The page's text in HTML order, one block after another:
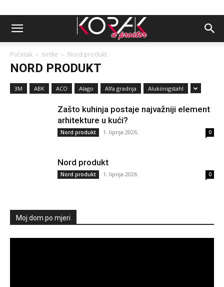
Početak tvrtke Nord produkt
NORD PRODUKT
3M ABK ACO Alago Alfa gradnja Alukönigstahl
Zašto kuhinja postaje najvažniji element
arhitekture u kući?
Nord produkt 1. lipnja 2026. 0
Nord produkt
Nord produkt 1. lipnja 2026. 0
Moj dom po mjeri